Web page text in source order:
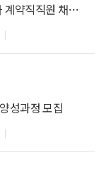
[한국식품안전관리인증원] 2026년 제10차 계약직직원 채용 공고
성과정 모집